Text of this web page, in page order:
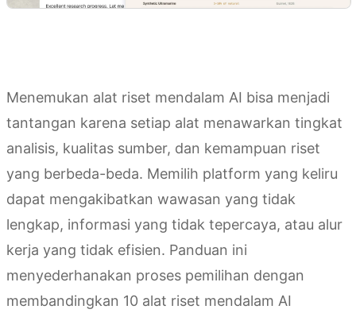
Menemukan alat riset mendalam AI bisa menjadi
tantangan karena setiap alat menawarkan tingkat
analisis, kualitas sumber, dan kemampuan riset
yang berbeda-beda. Memilih platform yang keliru
dapat mengakibatkan wawasan yang tidak
lengkap, informasi yang tidak tepercaya, atau alur
kerja yang tidak efisien. Panduan ini
menyederhanakan proses pemilihan dengan
membandingkan 10 alat riset mendalam AI